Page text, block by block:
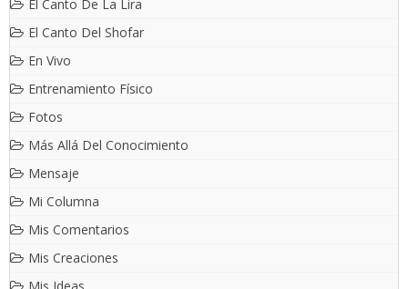
El Canto De La Lira
El Canto Del Shofar
En Vivo
Entrenamiento Físico
Fotos
Más Allá Del Conocimiento
Mensaje
Mi Columna
Mis Comentarios
Mis Creaciones
Mis Ideas